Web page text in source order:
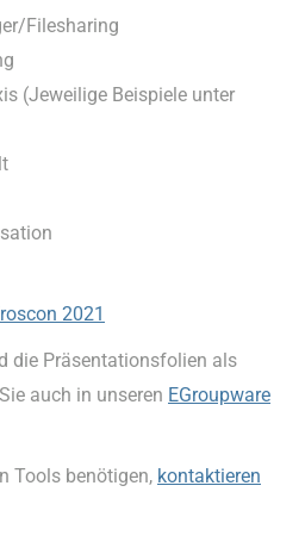
Filesharing
(Jeweilige Beispiele unter
2021
die Präsentationsfolien als
auch in unseren EGroupware
Tools benötigen, kontaktieren